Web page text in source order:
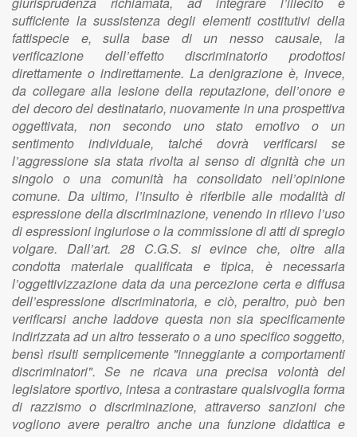
sufficiente la sussistenza degli elementi costitutivi della
fattispecie e, sulla base di un nesso causale, la
verificazione dell’effetto discriminatorio prodottosi
direttamente o indirettamente. La denigrazione è, invece,
da collegare alla lesione della reputazione, dell’onore e
del decoro del destinatario, nuovamente in una prospettiva
oggettivata, non secondo uno stato emotivo o un
sentimento individuale, talché dovrà verificarsi se
l’aggressione sia stata rivolta al senso di dignità che un
singolo o una comunità ha consolidato nell’opinione
comune. Da ultimo, l’insulto è riferibile alle modalità di
espressione della discriminazione, venendo in rilievo l’uso
di espressioni ingiuriose o la commissione di atti di spregio
volgare. Dall’art. 28 C.G.S. si evince che, oltre alla
condotta materiale qualificata e tipica, è necessaria
l’oggettivizzazione data da una percezione certa e diffusa
dell’espressione discriminatoria, e ciò, peraltro, può ben
verificarsi anche laddove questa non sia specificamente
indirizzata ad un altro tesserato o a uno specifico soggetto,
bensì risulti semplicemente "inneggiante a comportamenti
discriminatori". Se ne ricava una precisa volontà del
legislatore sportivo, intesa a contrastare qualsivoglia forma
di razzismo o discriminazione, attraverso sanzioni che
vogliono avere peraltro anche una funzione didattica e